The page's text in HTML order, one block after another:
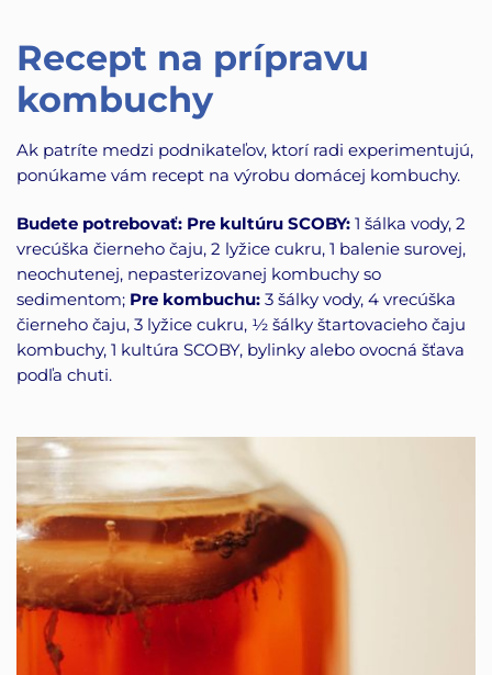
Recept na prípravu
kombuchy
Ak patríte medzi podnikateľov, ktorí radi experimentujú,
ponúkame vám recept na výrobu domácej kombuchy.
Budete potrebovať: Pre kultúru SCOBY: 1 šálka vody, 2
vrecúška čierneho čaju, 2 lyžice cukru, 1 balenie surovej,
neochutenej, nepasterizovanej kombuchy so
sedimentom; Pre kombuchu: 3 šálky vody, 4 vrecúška
čierneho čaju, 3 lyžice cukru, ½ šálky štartovacieho čaju
kombuchy, 1 kultúra SCOBY, bylinky alebo ovocná šťava
podľa chuti.